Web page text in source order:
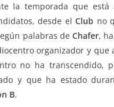
la temporada que
desde elClub no
palabras de Chafer,
organizador y que
no ha transcendido,
y que ha estado
B.